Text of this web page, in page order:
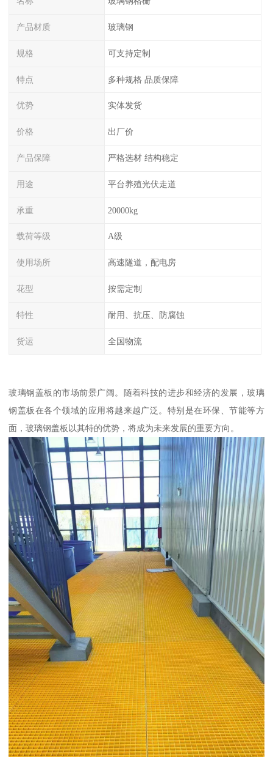
产品材质 玻璃钢
规格 可支持定制
特点 多种规格 品质保障
优势 实体发货
价格 出厂价
产品保障 严格选材 结构稳定
用途 平台养殖光伏走道
承重 20000kg
载荷等级 A级
使用场所 高速隧道，配电房
花型 按需定制
特性 耐用、抗压、防腐蚀
货运 全国物流
玻璃钢盖板的市场前景广阔。随着科技的进步和经济的发展，玻璃
钢盖板在各个领域的应用将越来越广泛。特别是在环保、节能等方
面，玻璃钢盖板以其特的优势，将成为未来发展的重要方向。